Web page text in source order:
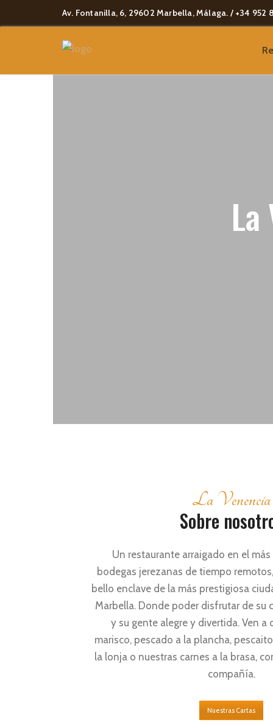
Av. Fontanilla, 6, 29602 Marbella, Málaga. / +34 952
La Venencia
Sobre
Un restaurante arraigado en el
bodegas jerezanas de tiempo
bello enclave de la más prestigiosa
Marbella. Donde poder disfrutar de su
y su gente alegre y divertida. Ven a
marisco, pescado a la plancha,
la lonja o nuestras carnes a la brasa,
compañía.
Nuestras Cartas